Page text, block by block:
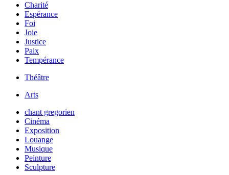
Charité
Espérance
Foi
Joie
Justice
Paix
Tempérance
Théâtre
Arts
chant gregorien
Cinéma
Exposition
Louange
Musique
Peinture
Sculpture